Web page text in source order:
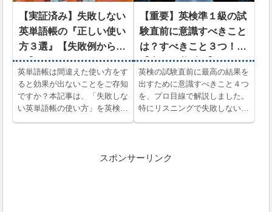
【実証済み】失敗しない
英単語帳の『正しい使い
方３選』【失敗例から学
ぶ】
英単語帳は間違えた使い方をす
ると効果が出ないことをご存知
ですか？本記事は、「失敗しな
い英単語帳の使い方」を英検１
級の英語教諭が実例付きで解説
に単語を覚えていきましょう。
【重要】英検準１級の試
験直前に意識すべきこと
は？すべきこと３つ！
【当日は必ず…】
英検の試験直前に最高の結果を
出すために意識すべきこと４つ
を、プロ目線で解説しました。
特にリスニングで失敗しないた
めには試験会場への入り方は重
い。
スポンサーリンク